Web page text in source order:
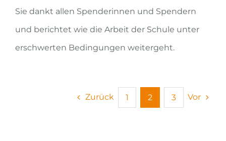
Sie dankt allen Spenderinnen und Spendern
und berichtet wie die Arbeit der Schule unter
erschwerten Bedingungen weitergeht.
Zurück 1 2 3 Vor